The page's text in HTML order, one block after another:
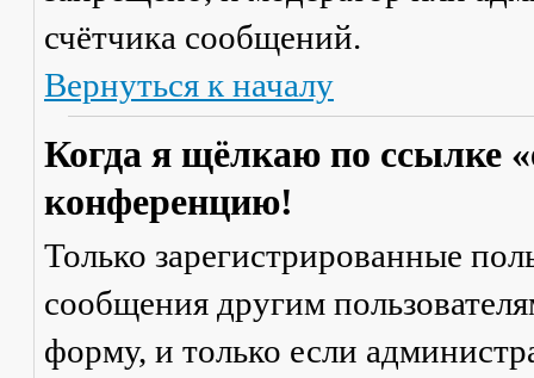
счётчика сообщений.
Вернуться к началу
Когда я щёлкаю по ссылке
конференцию!
Только зарегистрированные
сообщения другим
форму, и только если